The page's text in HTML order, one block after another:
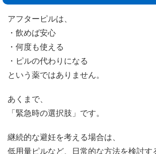
アフターピルは、
・飲めば安心
・何度も使える
・ピルの代わりになる
という薬ではありません。
あくまで、
「緊急時の選択肢」です。
継続的な避妊を考える場合は、
低用量ピルなど、日常的な方法を検討す